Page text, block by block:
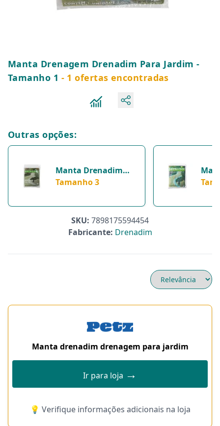
Manta Drenagem Drenadim Para Jardim -
Tamanho 1 - 1 ofertas encontradas
Outras opções:
Manta Drenadim
Para Drenagem De
Tamanho 3
SKU: 7898175594454
Fabricante: Drenadim
Manta drenadim drenagem para jardim
Ir para loja →
💡 Verifique informações adicionais na loja